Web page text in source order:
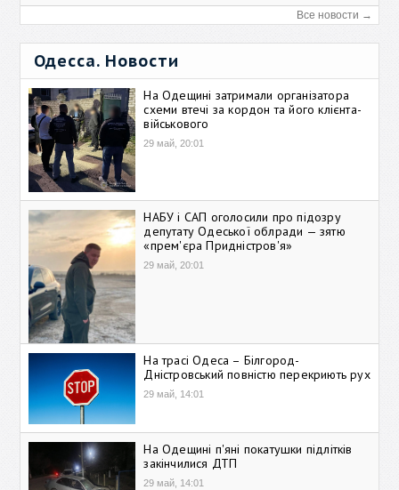
Все новости →
Одесса. Новости
На Одещині затримали організатора
схеми втечі за кордон та його клієнта-
військового
29 май, 20:01
НАБУ і САП оголосили про підозру
депутату Одеської облради — зятю
«прем'єра Придністров'я»
29 май, 20:01
На трасі Одеса – Білгород-
Дністровський повністю перекриють рух
29 май, 14:01
На Одещині п'яні покатушки підлітків
закінчилися ДТП
29 май, 14:01